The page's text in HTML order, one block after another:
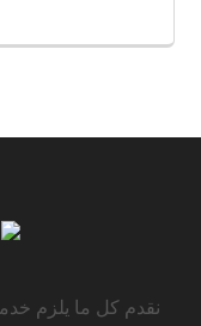
نقدم كل ما يلزم